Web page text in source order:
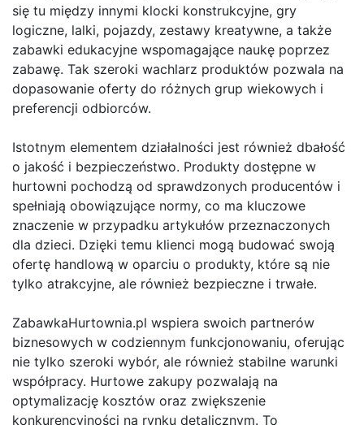
się tu między innymi klocki konstrukcyjne, gry
logiczne, lalki, pojazdy, zestawy kreatywne, a także
zabawki edukacyjne wspomagające naukę poprzez
zabawę. Tak szeroki wachlarz produktów pozwala na
dopasowanie oferty do różnych grup wiekowych i
preferencji odbiorców.
Istotnym elementem działalności jest również dbałość
o jakość i bezpieczeństwo. Produkty dostępne w
hurtowni pochodzą od sprawdzonych producentów i
spełniają obowiązujące normy, co ma kluczowe
znaczenie w przypadku artykułów przeznaczonych
dla dzieci. Dzięki temu klienci mogą budować swoją
ofertę handlową w oparciu o produkty, które są nie
tylko atrakcyjne, ale również bezpieczne i trwałe.
ZabawkaHurtownia.pl wspiera swoich partnerów
biznesowych w codziennym funkcjonowaniu, oferując
nie tylko szeroki wybór, ale również stabilne warunki
współpracy. Hurtowe zakupy pozwalają na
optymalizację kosztów oraz zwiększenie
konkurencyjności na rynku detalicznym. To